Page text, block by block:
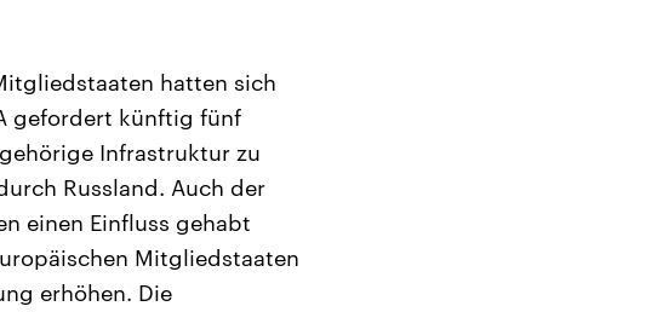
hatten sich
gefordert künftig fünf
Infrastruktur zu
Russland. Auch der
einen Einfluss gehabt
Mitgliedstaaten
erhöhen. Die